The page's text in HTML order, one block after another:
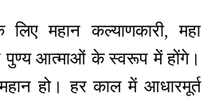
महान कल्याणकारी, महा
पुण्य आत्माओं के स्वरूप में होंगे।
हो। हर काल में आधारमूर्त